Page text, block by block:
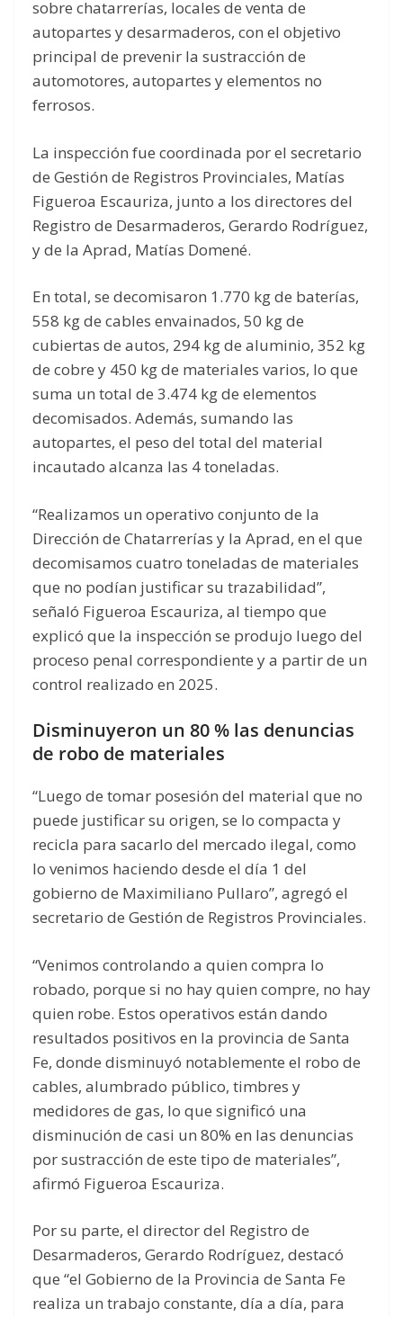
sobre chatarrerías, locales de venta de
autopartes y desarmaderos, con el objetivo
principal de prevenir la sustracción de
automotores, autopartes y elementos no
ferrosos.
La inspección fue coordinada por el secretario
de Gestión de Registros Provinciales, Matías
Figueroa Escauriza, junto a los directores del
Registro de Desarmaderos, Gerardo Rodríguez,
y de la Aprad, Matías Domené.
En total, se decomisaron 1.770 kg de baterías,
558 kg de cables envainados, 50 kg de
cubiertas de autos, 294 kg de aluminio, 352 kg
de cobre y 450 kg de materiales varios, lo que
suma un total de 3.474 kg de elementos
decomisados. Además, sumando las
autopartes, el peso del total del material
incautado alcanza las 4 toneladas.
“Realizamos un operativo conjunto de la
Dirección de Chatarrerías y la Aprad, en el que
decomisamos cuatro toneladas de materiales
que no podían justificar su trazabilidad”,
señaló Figueroa Escauriza, al tiempo que
explicó que la inspección se produjo luego del
proceso penal correspondiente y a partir de un
control realizado en 2025.
Disminuyeron un 80 % las denuncias
de robo de materiales
“Luego de tomar posesión del material que no
puede justificar su origen, se lo compacta y
recicla para sacarlo del mercado ilegal, como
lo venimos haciendo desde el día 1 del
gobierno de Maximiliano Pullaro”, agregó el
secretario de Gestión de Registros Provinciales.
“Venimos controlando a quien compra lo
robado, porque si no hay quien compre, no hay
quien robe. Estos operativos están dando
resultados positivos en la provincia de Santa
Fe, donde disminuyó notablemente el robo de
cables, alumbrado público, timbres y
medidores de gas, lo que significó una
disminución de casi un 80% en las denuncias
por sustracción de este tipo de materiales”,
afirmó Figueroa Escauriza.
Por su parte, el director del Registro de
Desarmaderos, Gerardo Rodríguez, destacó
que “el Gobierno de la Provincia de Santa Fe
realiza un trabajo constante, día a día, para